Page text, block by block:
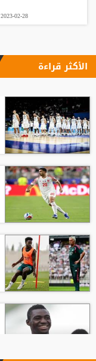
2023-02-28 | 09:12 ص
الأكثر قراءة